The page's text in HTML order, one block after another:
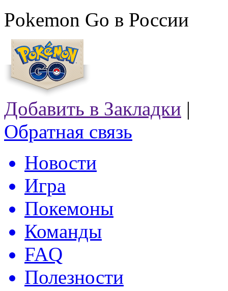
Pokemon Go в России
Добавить в Закладки |
Обратная связь
Новости
Игра
Покемоны
Команды
FAQ
Полезности